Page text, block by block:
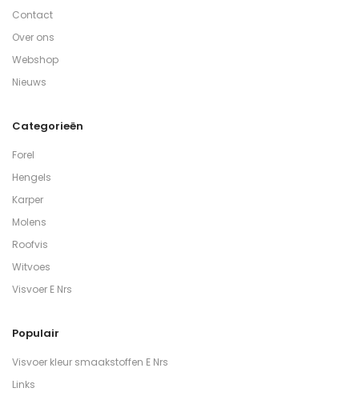
Contact
Over ons
Webshop
Nieuws
Categorieën
Forel
Hengels
Karper
Molens
Roofvis
Witvoes
Visvoer E Nrs
Populair
Visvoer kleur smaakstoffen E Nrs
Links